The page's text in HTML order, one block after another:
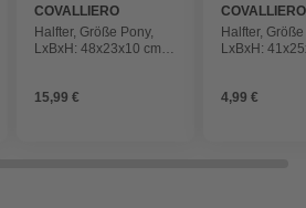
COVALLIERO
Halfter, Größe Pony,
LxBxH: 48x23x10 cm,
15,99 €
COVALLIERO
Halfter,
LxBxH:
4,99 €